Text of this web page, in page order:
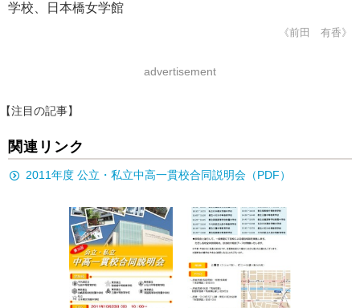
学校、日本橋女学館
《前田 有香》
advertisement
【注目の記事】
関連リンク
2011年度 公立・私立中高一貫校合同説明会（PDF）